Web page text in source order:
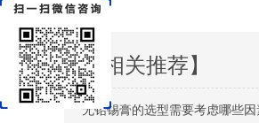
【相关推荐】
无铅锡膏的选型需要考虑哪些因